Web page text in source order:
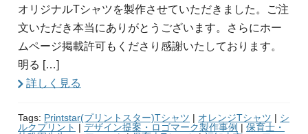
オリジナルTシャツを製作させていただきました。ご注
文いただき本当にありがとうございます。さらにホー
ムページ掲載許可もくださり感謝いたしております。
明る […]
詳しく見る
Tags: Printstar(プリントスター)Tシャツ | オレンジTシャツ | シ
ルクプリント | デザイン提案・ロゴマーク製作事例 | 保育士・